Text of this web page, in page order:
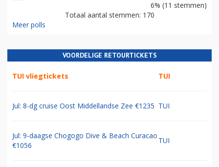
6% (11 stemmen)
Totaal aantal stemmen: 170
Meer polls
VOORDELIGE RETOURTICKETS
TUI vliegtickets TUI
Jul: 8-dg cruise Oost Middellandse Zee €1235 TUI
Jul: 9-daagse Chogogo Dive & Beach Curacao
€1056
TUI